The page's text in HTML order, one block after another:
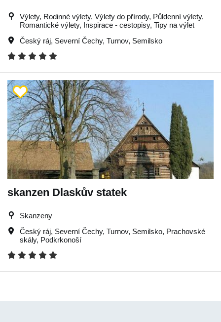
Výlety, Rodinné výlety, Výlety do přírody, Půldenní výlety,
Romantické výlety, Inspirace - cestopisy, Tipy na výlet
Český ráj, Severní Čechy, Turnov, Semilsko
skanzen Dlaskův statek
Skanzeny
Český ráj, Severní Čechy, Turnov, Semilsko, Prachovské
skály, Podkrkonoší